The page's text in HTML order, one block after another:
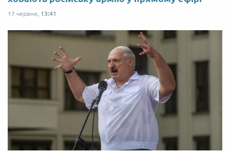
17 червня, 13:41